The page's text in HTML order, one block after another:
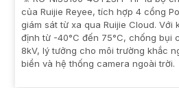
của Ruijie Reyee, tích hợp 4 cổng
giám sát từ xa qua Ruijie Cloud. Với
định từ -40°C đến 75°C, chống bụi
8kV, lý tưởng cho môi trường khắc
biển và hệ thống camera ngoài trời.